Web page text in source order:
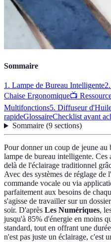
Sommaire
1. Lampe de Bureau Intelligente
Chaise Ergonomique📺
Multifonctions5. Diffuseur
rapideGlossaireChecklist avant
Sommaire(9 sections)
Pour donner un coup de jeune au
lampe de bureau intelligente.
delà de l'éclairage traditionnel
Avec des systèmes de réglage de
commande vocale ou via
parfaitement aux besoins de
s'agisse de travailler sur un
soir. D'après Les Numériques,
jusqu'à 85% d'énergie en moins
standard, tout en offrant une
n'est pas juste un éclairage, c'est